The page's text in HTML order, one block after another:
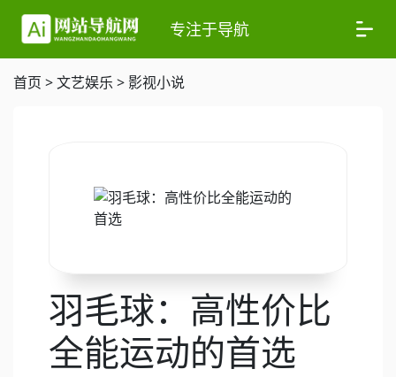
专注于导航
首页 >文艺娱乐 > 影视小说
羽毛球：高性价比
全能运动的首选